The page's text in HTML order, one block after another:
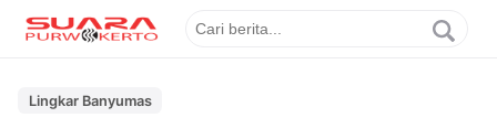
Lingkar Banyumas